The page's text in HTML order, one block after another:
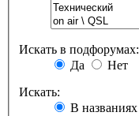
Искать в подфорумах:
Да
Нет
Искать:
В